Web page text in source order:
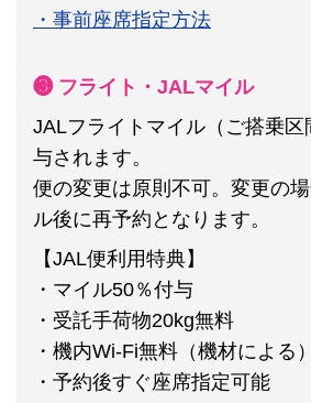
・事前座席指定方法
❸ フライト・JALマイル
JALフライトマイル（ご搭乗
与されます。
便の変更は原則不可。 変更の
ル後に再予約となります。
【JAL便利用特典】
・マイル50％付与
・受託手荷物20kg無料
・機内Wi-Fi無料（機材による）
・予約後すぐ座席指定可能